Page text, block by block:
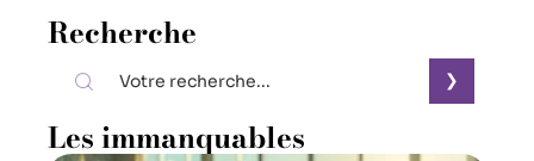
Recherche
Les immanquables